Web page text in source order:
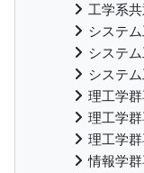
工学系共
システ
システ
システ
理工学
理工学
理工学
情報学